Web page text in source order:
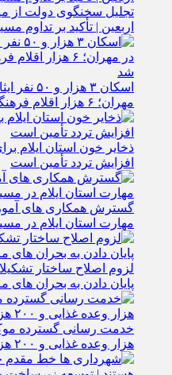
تجلیل سخنگوی دولت از
اربعین | تأکید بر تداوم
اسکان ۳
مهران؛ ۶ هزار اقلام فرهنگی در موکب سلام شهید توزیع شد
ذخایر خون استان ایلام
افزایش تردد تأمین است
گسترش همکاری‌ های
مهارت استان ایلام در
لزوم اصلاح ساختار
پایان دادن به بحران‌ های
هزار وعده غذایی و ۲۰۰ هزار بطری آب معدنی